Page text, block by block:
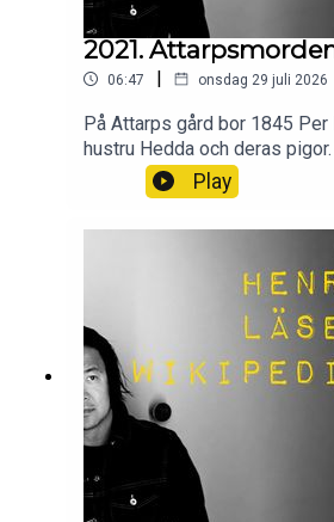
2021.
06:47 | onsdag 29 juli 2026
På Attarps gård bor 1845 Per
hustru Hedda och deras
Per Ludvig och en av pigorna
magsmärtor. Hedda får
lindriga och klarar sig.
rättsprocessen blir en trasslig
vittnesmål, otrohetsaffärer,
sensation.Wikipedia säger
Attarpsmorden.
Play